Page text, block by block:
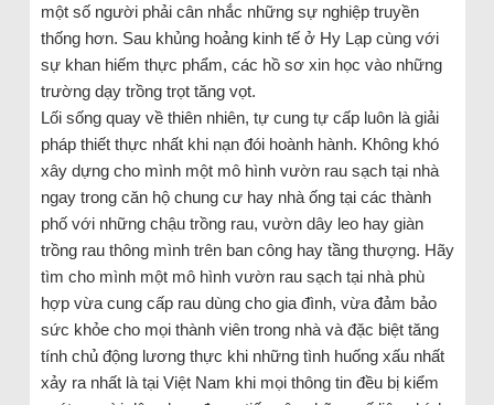
một số người phải cân nhắc những sự nghiệp truyền
thống hơn. Sau khủng hoảng kinh tế ở Hy Lạp cùng với
sự khan hiếm thực phẩm, các hồ sơ xin học vào những
trường dạy trồng trọt tăng vọt.
Lối sống quay về thiên nhiên, tự cung tự cấp luôn là giải
pháp thiết thực nhất khi nạn đói hoành hành. Không khó
xây dựng cho mình một mô hình vườn rau sạch tại nhà
ngay trong căn hộ chung cư hay nhà ống tại các thành
phố với những chậu trồng rau, vườn dây leo hay giàn
trồng rau thông mình trên ban công hay tầng thượng. Hãy
tìm cho mình một mô hình vườn rau sạch tại nhà phù
hợp vừa cung cấp rau dùng cho gia đình, vừa đảm bảo
sức khỏe cho mọi thành viên trong nhà và đặc biệt tăng
tính chủ động lương thực khi những tình huống xấu nhất
xảy ra nhất là tại Việt Nam khi mọi thông tin đều bị kiểm